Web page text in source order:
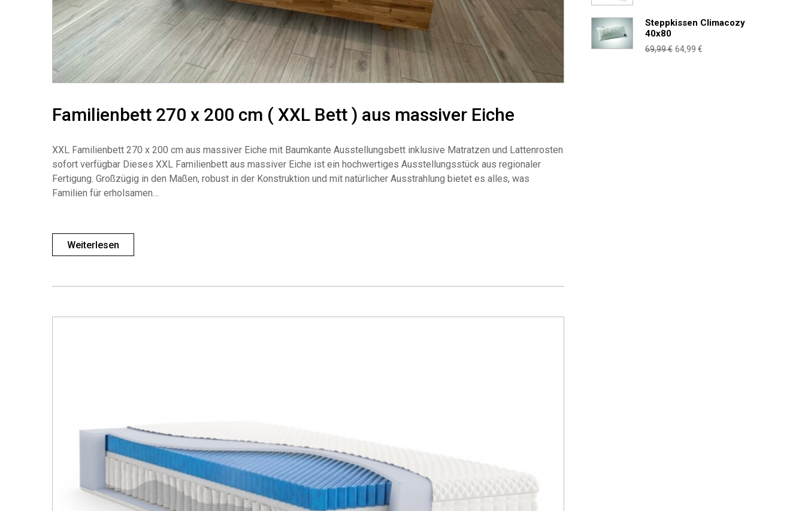
Familienbett 270 x 200 cm ( XXL Bett ) aus massiver Eiche
XXL Familienbett 270 x 200 cm aus massiver Eiche mit Baumkante Ausstellungsbett inklusive Matratzen und Lattenrosten
sofort verfügbar Dieses XXL Familienbett aus massiver Eiche ist ein hochwertiges Ausstellungsstück aus regionaler
Fertigung. Großzügig in den Maßen, robust in der Konstruktion und mit natürlicher Ausstrahlung bietet es alles, was
Familien für erholsamen…
Weiterlesen
bis
Steppkissen Climacozy
40x80
69,99€ Ursprünglicher
64,99 €